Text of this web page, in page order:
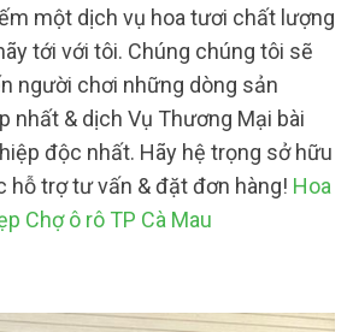
một dịch vụ hoa tươi chất lượng
tới với tôi. Chúng chúng tôi sẽ
người chơi những dòng sản
nhất & dịch Vụ Thương Mại bài
độc nhất. Hãy hệ trọng sở hữu
hỗ trợ tư vấn & đặt đơn hàng! Hoa
Chợ ô rô TP Cà Mau